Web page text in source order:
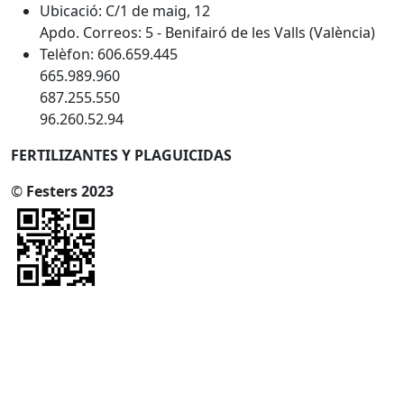
Ubicació: C/1 de maig, 12
Apdo. Correos: 5 - Benifairó de les Valls (València)
Telèfon: 606.659.445
665.989.960
687.255.550
96.260.52.94
FERTILIZANTES Y PLAGUICIDAS
© Festers 2023